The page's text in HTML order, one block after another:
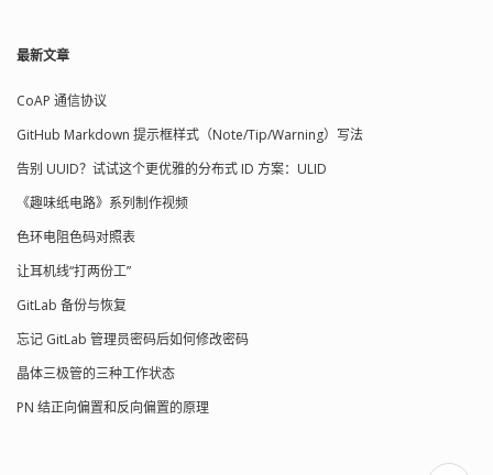
最新文章
CoAP 通信协议
GitHub Markdown 提示框样式（Note/Tip/Warning）写法
告别 UUID？试试这个更优雅的分布式 ID 方案：ULID
《趣味纸电路》系列制作视频
色环电阻色码对照表
让耳机线“打两份工”
GitLab 备份与恢复
忘记 GitLab 管理员密码后如何修改密码
晶体三极管的三种工作状态
PN 结正向偏置和反向偏置的原理